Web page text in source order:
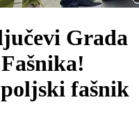
Grada
fašnik